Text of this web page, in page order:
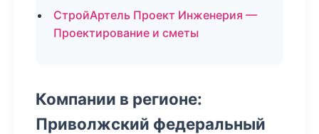
СтройАртель Проект Инженерия —
Проектирование и сметы
Компании в регионе:
Приволжский федеральный